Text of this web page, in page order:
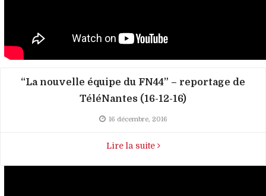
“La nouvelle équipe du FN44” – reportage de
TéléNantes (16-12-16)
16 décembre, 2016
Lire la suite